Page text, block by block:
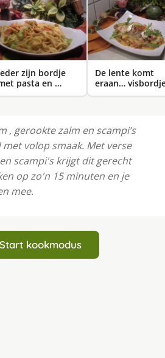
zijn bordje
pasta en …
De lente komt
eraan…
, gerookte zalm en scampi’s
volop smaak. Met verse
scampi's krijgt dit gerecht
op zo'n 15 minuten en je
mee.
kookmodus